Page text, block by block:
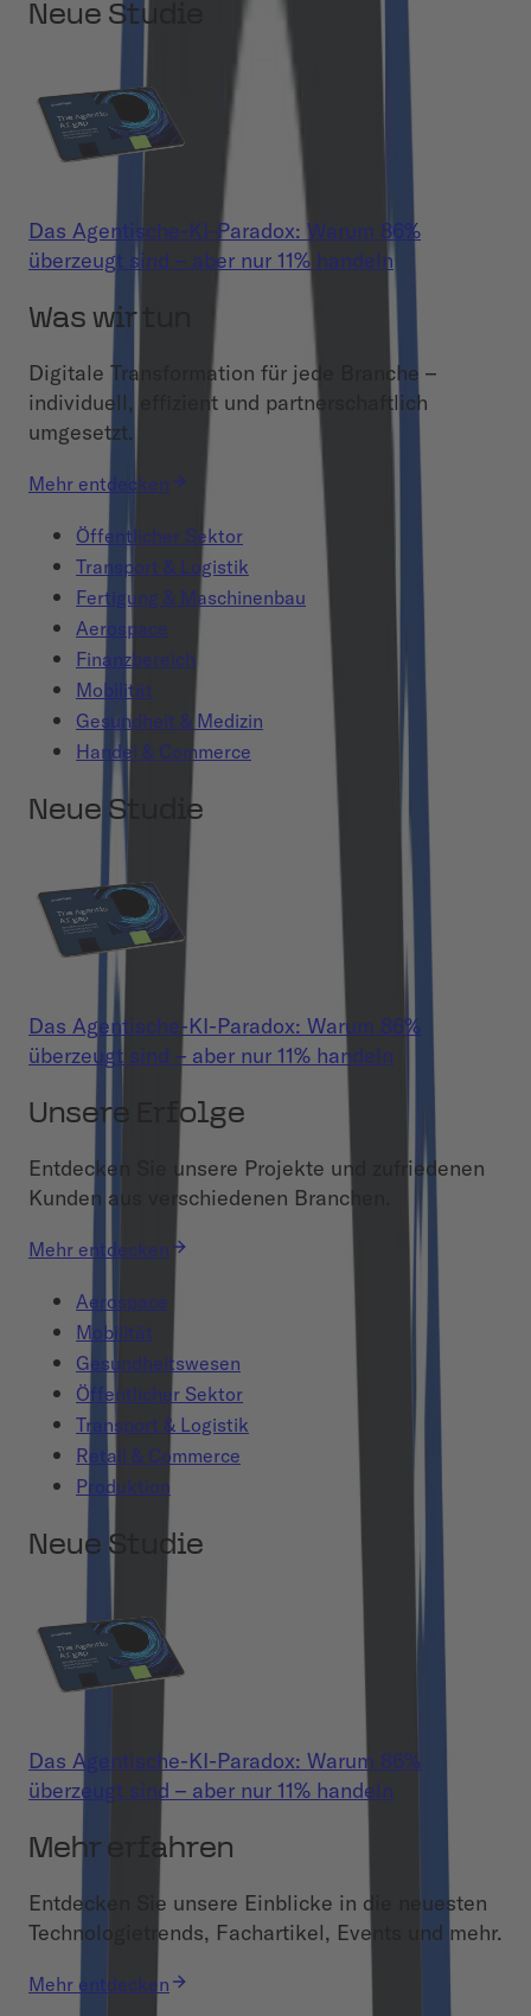
Neue Studie
Das Agentische-KI-Paradox: Warum 86%
überzeugt sind – aber nur 11% handeln
Was wir tun
Digitale Transformation für jede Branche –
individuell, effizient und partnerschaftlich
umgesetzt.
Mehr entdecken
Öffentlicher Sektor
Transport & Logistik
Fertigung & Maschinenbau
Aerospace
Finanzbereich
Mobilität
Gesundheit & Medizin
Handel & Commerce
Neue Studie
Das Agentische-KI-Paradox: Warum 86%
überzeugt sind – aber nur 11% handeln
Unsere Erfolge
Entdecken Sie unsere Projekte und zufriedenen
Kunden aus verschiedenen Branchen.
Mehr entdecken
Aerospace
Mobilität
Gesundheitswesen
Öffentlicher Sektor
Transport & Logistik
Retail & Commerce
Produktion
Neue Studie
Das Agentische-KI-Paradox: Warum 86%
überzeugt sind – aber nur 11% handeln
Mehr erfahren
Entdecken Sie unsere Einblicke in die neuesten
Technologietrends, Fachartikel, Events und mehr.
Mehr entdecken